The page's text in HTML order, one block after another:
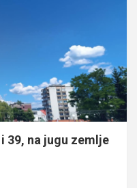
39, na jugu zemlje